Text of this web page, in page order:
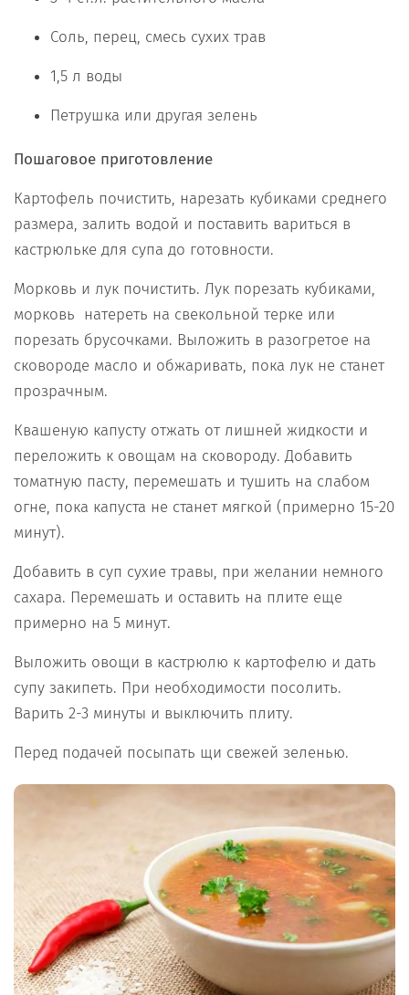
Соль, перец, смесь сухих трав
1,5 л воды
Петрушка или другая зелень
Пошаговое приготовление
Картофель почистить, нарезать кубиками среднего
размера, залить водой и поставить вариться в
кастрюльке для супа до готовности.
Морковь и лук почистить. Лук порезать кубиками,
морковь натереть на свекольной терке или
порезать брусочками. Выложить в разогретое на
сковороде масло и обжаривать, пока лук не станет
прозрачным.
Квашеную капусту отжать от лишней жидкости и
переложить к овощам на сковороду. Добавить
томатную пасту, перемешать и тушить на слабом
огне, пока капуста не станет мягкой (примерно 15-20
минут).
Добавить в суп сухие травы, при желании немного
сахара. Перемешать и оставить на плите еще
примерно на 5 минут.
Выложить овощи в кастрюлю к картофелю и дать
супу закипеть. При необходимости посолить.
Варить 2-3 минуты и выключить плиту.
Перед подачей посыпать щи свежей зеленью.